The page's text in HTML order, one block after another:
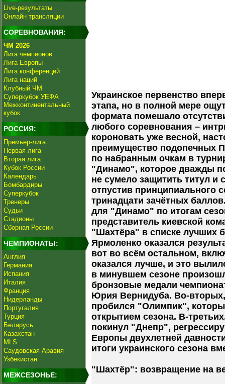
Live-результаты
Онлайн трансляции
СОРЕВНОВАНИЯ:
ЧМ 2026
Лига чемпионов
Лига Европы
Лига конференций
Лига наций
Клубный ЧМ
Суперкубок УЕФА
Межконтинентальный
кубок
РОССИЯ:
Премьер-лига
Первая лига
Вторая лига
Кубок России
Календарь
Бомбардиры
Суперкубок
Тренеры
Судьи
Стадионы
Сборная России
ЧЕМПИОНАТЫ:
Англия
Германия
Испания
Италия
Франция
Нидерланды
Португалия
Турция
Беларусь
Казахстан
MLS
Саудовская Аравия
Узбекистан
МЕЖСЕЗОНЬЕ:
Украинское первенство
этапа, но в полной мере
формата помешало
любого соревнования –
короновать уже весной,
преимущество подопечных
по набранным очкам в
"Динамо", которое дважды
не сумело защитить титул и
отпустив принципиального
тринадцати зачётных
для "Динамо" по итогам
представитель киевской
"Шахтёра" в списке лучших
Ярмоленко оказался
вот во всём остальном,
оказался лучше, и это
в минувшем сезоне
бронзовые медали
Юрия Вернидуба. Во-
пробился "Олимпик",
открытием сезона. В-
покинул "Днепр",
Европы двухлетней
итоги украинского сезона
"Шахтёр": возвращение на